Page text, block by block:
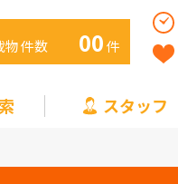
物件数 00件
スタッフ